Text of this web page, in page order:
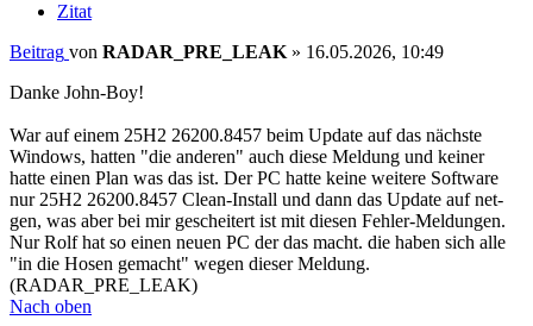
Zitat
Beitrag von RADAR_PRE_LEAK » 16.05.2026, 10:49
Danke John-Boy!
War auf einem 25H2 26200.8457 beim Update auf das nächste
Windows, hatten "die anderen" auch diese Meldung und keiner
hatte einen Plan was das ist. Der PC hatte keine weitere Software
nur 25H2 26200.8457 Clean-Install und dann das Update auf net-
gen, was aber bei mir gescheitert ist mit diesen Fehler-Meldungen.
Nur Rolf hat so einen neuen PC der das macht. die haben sich alle
"in die Hosen gemacht" wegen dieser Meldung.
(RADAR_PRE_LEAK)
Nach oben